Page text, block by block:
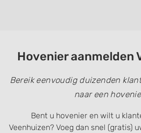
Hovenier aanmelden
Bereik eenvoudig duizenden
naar een
Bent u hovenier en wilt u
Veenhuizen? Voeg dan snel (gratis)